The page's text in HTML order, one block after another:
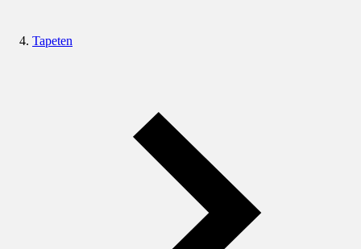
Tapeten